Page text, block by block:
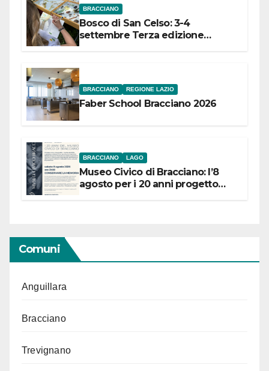
BRACCIANO
Bosco di San Celso: 3-4
settembre Terza edizione
BRACCIANO REGIONE LAZIO
Faber School Bracciano 2026
BRACCIANO LAGO
Museo Civico di Bracciano: l’8
agosto per i 20 anni progetto
Comuni
Anguillara
Bracciano
Trevignano